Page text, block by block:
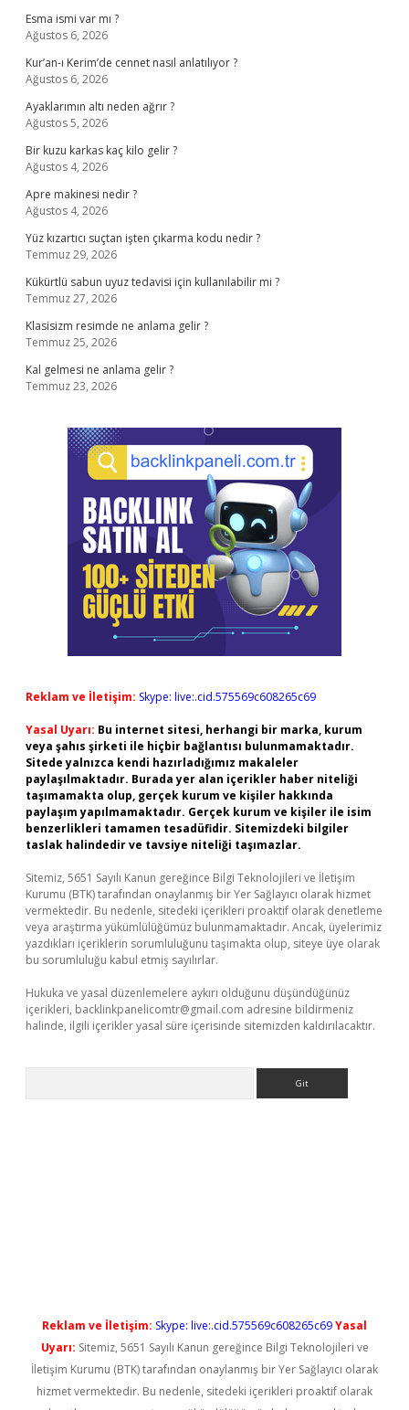
Esma ismi var mı ?
Ağustos 6, 2026
Kur’an-ı Kerim’de cennet nasıl anlatılıyor ?
Ağustos 6, 2026
Ayaklarımın altı neden ağrır ?
Ağustos 5, 2026
Bir kuzu karkas kaç kilo gelir ?
Ağustos 4, 2026
Apre makinesi nedir ?
Ağustos 4, 2026
Yüz kızartıcı suçtan işten çıkarma kodu nedir ?
Temmuz 29, 2026
Kükürtlü sabun uyuz tedavisi için kullanılabilir mi ?
Temmuz 27, 2026
Klasisizm resimde ne anlama gelir ?
Temmuz 25, 2026
Kal gelmesi ne anlama gelir ?
Temmuz 23, 2026
Reklam ve İletişim: Skype: live:.cid.575569c608265c69
Yasal Uyarı: Bu internet sitesi, herhangi bir marka, kurum
veya şahıs şirketi ile hiçbir bağlantısı bulunmamaktadır.
Sitede yalnızca kendi hazırladığımız makaleler
paylaşılmaktadır. Burada yer alan içerikler haber niteliği
taşımamakta olup, gerçek kurum ve kişiler hakkında
paylaşım yapılmamaktadır. Gerçek kurum ve kişiler ile isim
benzerlikleri tamamen tesadüfidir. Sitemizdeki bilgiler
taslak halindedir ve tavsiye niteliği taşımazlar.
Sitemiz, 5651 Sayılı Kanun gereğince Bilgi Teknolojileri ve İletişim
Kurumu (BTK) tarafından onaylanmış bir Yer Sağlayıcı olarak hizmet
vermektedir. Bu nedenle, sitedeki içerikleri proaktif olarak denetleme
veya araştırma yükümlülüğümüz bulunmamaktadır. Ancak, üyelerimiz
yazdıkları içeriklerin sorumluluğunu taşımakta olup, siteye üye olarak
bu sorumluluğu kabul etmiş sayılırlar.
Hukuka ve yasal düzenlemelere aykırı olduğunu düşündüğünüz
içerikleri, backlinkpanelicomtr@gmail.com adresine bildirmeniz
halinde, ilgili içerikler yasal süre içerisinde sitemizden kaldırılacaktır.
Reklam ve İletişim: Skype: live:.cid.575569c608265c69Yasal
Uyarı: Sitemiz, 5651 Sayılı Kanun gereğince Bilgi Teknolojileri ve
İletişim Kurumu (BTK) tarafından onaylanmış bir Yer Sağlayıcı olarak
hizmet vermektedir. Bu nedenle, sitedeki içerikleri proaktif olarak